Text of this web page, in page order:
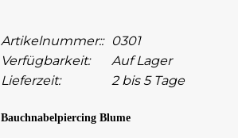
Artikelnummer::
0301
Verfügbarkeit:
Auf Lager
Lieferzeit:
2 bis 5 Tage
Bauchnabelpiercing Blume